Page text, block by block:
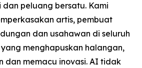
peluang bersatu. Kami
artis, pembuat
dan usahawan di seluruh
menghapuskan halangan,
dan memacu inovasi. AI tidak